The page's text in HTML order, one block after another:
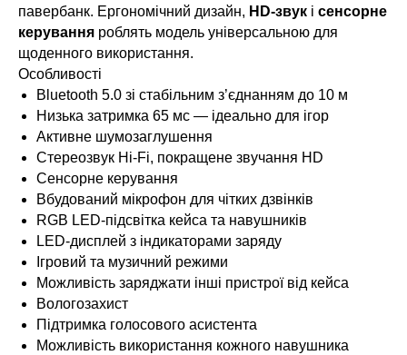
павербанк. Ергономічний дизайн, HD-звук і сенсорне
керування роблять модель універсальною для
щоденного використання.
Особливості
Bluetooth 5.0 зі стабільним з’єднанням до 10 м
Низька затримка 65 мс — ідеально для ігор
Активне шумозаглушення
Стереозвук Hi-Fi, покращене звучання HD
Сенсорне керування
Вбудований мікрофон для чітких дзвінків
RGB LED-підсвітка кейса та навушників
LED-дисплей з індикаторами заряду
Ігровий та музичний режими
Можливість заряджати інші пристрої від кейса
Вологозахист
Підтримка голосового асистента
Можливість використання кожного навушника